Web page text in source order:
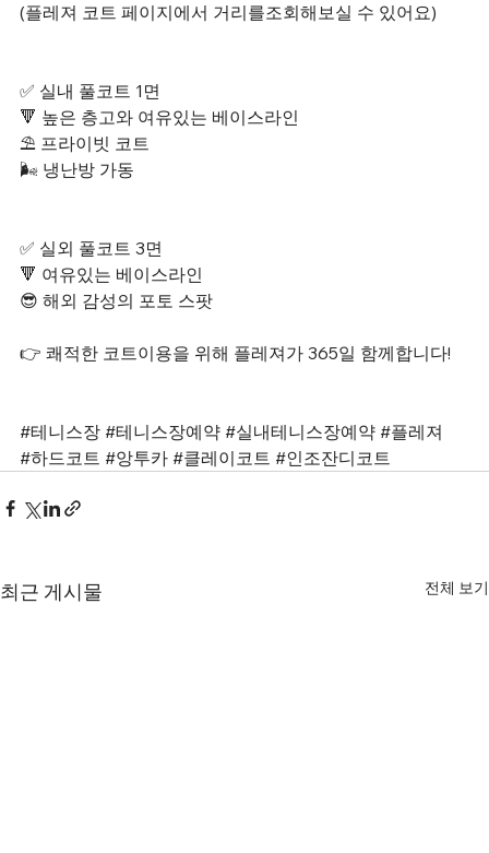
(플레져 코트 페이지에서 거리를조회해보실 수 있어요)
✅ 실내 풀코트 1면
🔻 높은 층고와 여유있는 베이스라인
⛱️ 프라이빗 코트
🌬️ 냉난방 가동
✅ 실외 풀코트 3면
🔻 여유있는 베이스라인
😎 해외 감성의 포토 스팟
👉 쾌적한 코트이용을 위해 플레져가 365일 함께합니다!
#테니스장 #테니스장예약 #실내테니스장예약 #플레져
#하드코트 #앙투카 #클레이코트 #인조잔디코트
최근 게시물 전체 보기